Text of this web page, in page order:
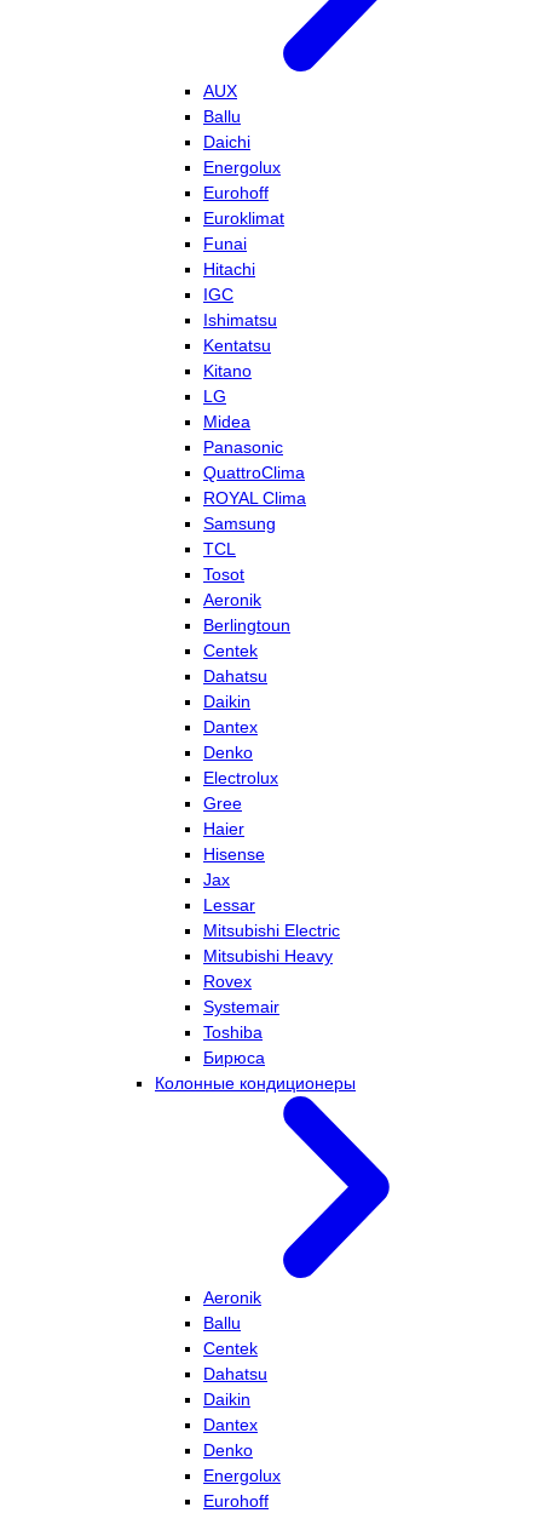
AUX
Ballu
Daichi
Energolux
Eurohoff
Euroklimat
Funai
Hitachi
IGC
Ishimatsu
Kentatsu
Kitano
LG
Midea
Panasonic
QuattroClima
ROYAL Clima
Samsung
TCL
Tosot
Aeronik
Berlingtoun
Centek
Dahatsu
Daikin
Dantex
Denko
Electrolux
Gree
Haier
Hisense
Jax
Lessar
Mitsubishi Electric
Mitsubishi Heavy
Rovex
Systemair
Toshiba
Бирюса
Колонные кондиционеры
Aeronik
Ballu
Centek
Dahatsu
Daikin
Dantex
Denko
Energolux
Eurohoff